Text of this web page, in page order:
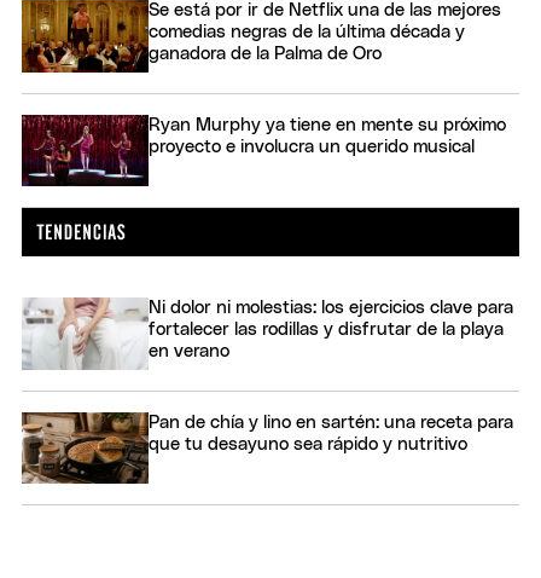
Se está por ir de Netflix una de las mejores
comedias negras de la última década y
ganadora de la Palma de Oro
Ryan Murphy ya tiene en mente su próximo
proyecto e involucra un querido musical
Ni dolor ni molestias: los ejercicios clave para
fortalecer las rodillas y disfrutar de la playa
en verano
Pan de chía y lino en sartén: una receta para
que tu desayuno sea rápido y nutritivo